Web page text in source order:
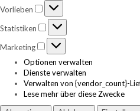
Vorlieben
Vorlieben
Statistiken Statistiken
Marketing
Marketing
Optionen verwalten
Dienste verwalten
Verwalten von {vendor_count}-
Lese mehr über diese Zwecke